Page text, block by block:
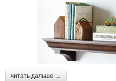
читать дальше →